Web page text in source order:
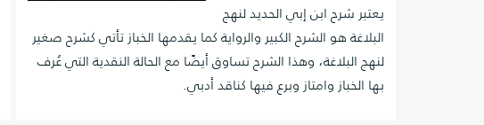
يعتبر شرح ابن إبي الحديد لنهج
البلاغة هو الشرح الكبير والرواية كما يقدمها الخباز تأتي كشرح صغير
لنهج البلاغة، وهذا الشرح تساوق أيضًا مع الحالة النقدية التي عُرف
بها الخباز وامتاز وبرع فيها كناقد أدبي.